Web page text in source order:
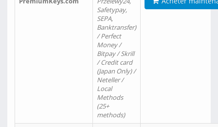
Safetypay,
SEPA,
Banktransfer)
/ Perfect
Money /
Bitpay / Skrill
/ Credit card
(Japan Only) /
Neteller /
Local
Methods
(25+
methods)